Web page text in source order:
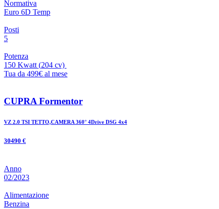
Normativa
Euro 6D Temp
Posti
5
Potenza
150 Kwatt (204 cv)
Tua da 499€ al mese
CUPRA Formentor
VZ 2.0 TSI TETTO,CAMERA 360° 4Drive DSG 4x4
30490 €
Anno
02/2023
Alimentazione
Benzina